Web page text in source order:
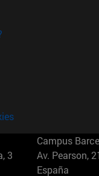
3
Campus
Av. Pearson,
España